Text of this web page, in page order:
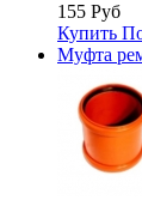
155 Руб
Купить
Муфта